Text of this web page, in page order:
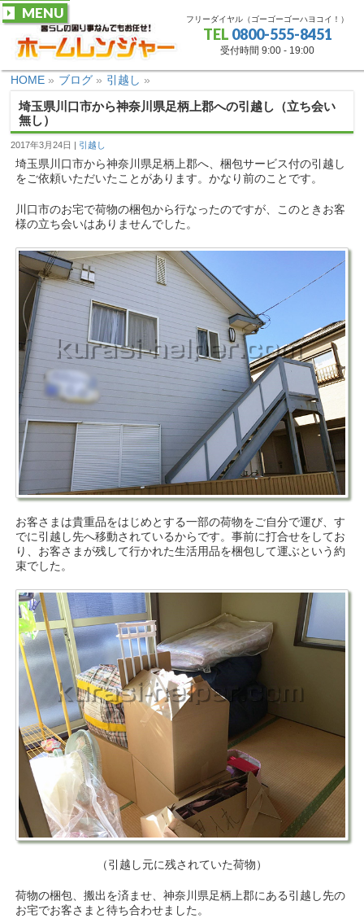
フリーダイヤル（ゴーゴーゴーハヨコイ！）
TEL 0800-555-8451
受付時間 9:00 - 19:00
MENU
HOME » ブログ » 引越し »
埼玉県川口市から神奈川県足柄上郡への引越し（立ち会い
無し）
2017年3月24日 引越し
埼玉県川口市から神奈川県足柄上郡へ、梱包サービス付の引越し
をご依頼いただいたことがあります。かなり前のことです。
川口市のお宅で荷物の梱包から行なったのですが、このときお客
様の立ち会いはありませんでした。
お客さまは貴重品をはじめとする一部の荷物をご自分で運び、す
でに引越し先へ移動されているからです。事前に打合せをしてお
り、お客さまが残して行かれた生活用品を梱包して運ぶという約
束でした。
（引越し元に残されていた荷物）
荷物の梱包、搬出を済ませ、神奈川県足柄上郡にある引越し先の
お宅でお客さまと待ち合わせました。